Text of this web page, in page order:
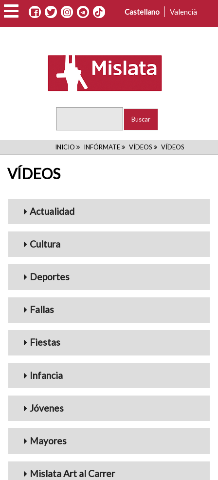
Pasar
al
contenido
Castellano Valencià
RUTA
INICIO INFÓRMATE VÍDEOS VÍDEOS
VÍDEOS
Menu_Videos
Actualidad
Cultura
Deportes
Fallas
Fiestas
Infancia
Jóvenes
Mayores
Mislata Art al Carrer